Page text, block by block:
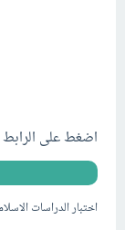
اضغط على الرابط
اختبار الدراسات الاسلامية